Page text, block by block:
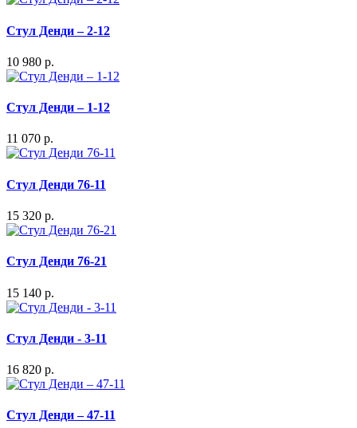
Стул Денди – 2-12
10 980 р.
Стул Денди – 1-12
11 070 р.
Стул Денди 76-11
15 320 р.
Стул Денди 76-21
15 140 р.
Стул Денди - 3-11
16 820 р.
Стул Денди – 47-11